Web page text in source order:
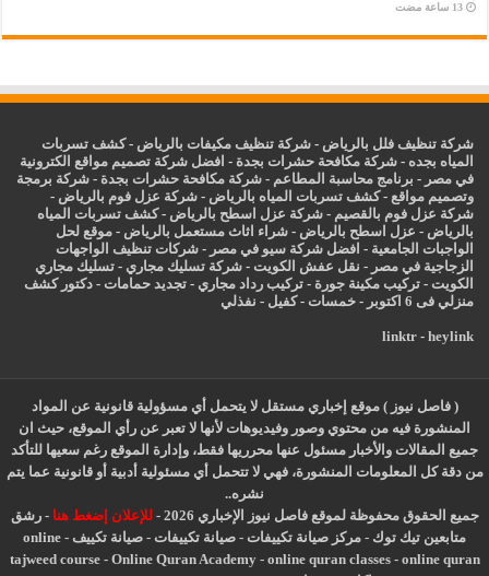
‏13 ساعة مضت
شركة تنظيف فلل بالرياض -شركة تنظيف مكيفات بالرياض -كشف تسربات
المياه بجده -شركة مكافحة حشرات بجدة - افضل شركة تصميم مواقع الكترونية
في مصر - برنامج محاسبة المطاعم -شركة مكافحة حشرات بجدة -شركة برمجة
وتصميم مواقع -كشف تسربات المياه بالرياض -شركة عزل فوم بالرياض -
شركة عزل فوم بالقصيم -شركة عزل اسطح بالرياض -كشف تسربات المياه
بالرياض - عزل اسطح بالرياض -شراء اثاث مستعمل بالرياض - موقع لحل
الواجبات الجامعية - افضل شركة سيو في مصر -شركات تنظيف الواجهات
الزجاجية في مصر - نقل عفش الكويت -شركة تسليك مجاري -تسليك مجاري
الكويت -تركيب مكينة جورة -تركيب رداد مجاري -تجديد حمامات -دكتور كشف
منزلي فى 6 اكتوبر
-خمسات -كفيل - نفذلي
linktr- heylink
( فاصل نيوز ) موقع إخباري مستقل لا يتحمل أي مسؤولية قانونية عن المواد
المنشورة فيه من محتوي وصور وفيديوهات لأنها لا تعبر عن رأي الموقع، حيث ان
جميع المقالات والأخبار مسئول عنها محرريها فقط، وإدارة الموقع رغم سعيها للتأكد
من دقة كل المعلومات المنشورة، فهي لا تتحمل أي مسئولية أدبية أو قانونية عما يتم
نشره..
جميع الحقوق محفوظة لموقع فاصل نيوز الإخباري 2026 -
للإعلان إضغط هنا -رشق
متابعين تيك توك - مركز صيانة تكييفات - صيانة تكييفات - صيانة تكييف -
online
tajweed course- Online Quran Academy- online quran classes- online quran